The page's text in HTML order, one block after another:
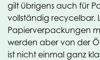
gilt übrigens auch für
vollständig recycelbar.
Papierverpackungen
werden aber von der
ist nicht einmal ganz